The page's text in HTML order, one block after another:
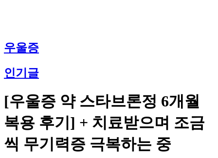
우울증
인기글
[우울증 약 스타브론정 6개월
복용 후기] + 치료받으며 조금
씩 무기력증 극복하는 중